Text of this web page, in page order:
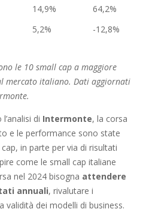
14,9%
64,2%
5,2% -12,8%
le 10 small cap a maggiore
mercato italiano. Dati aggiornati
di Intermonte, la corsa
e le performance sono state
in parte per via di risultati
come le small cap italiane
nel 2024 bisogna attendere
annuali, rivalutare i
validità dei modelli di business.